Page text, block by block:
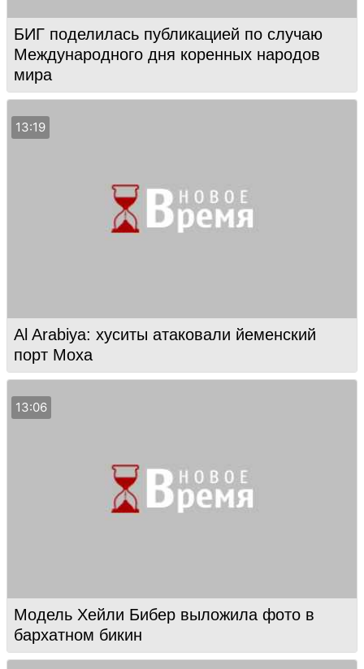
БИГ поделилась публикацией по случаю
Международного дня коренных народов
мира
13:19
Al Arabiya: хуситы атаковали йеменский
порт Моха
13:06
Модель Хейли Бибер выложила фото в
бархатном бикин